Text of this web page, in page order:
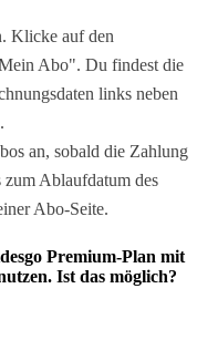
Klicke auf den
Abo". Du findest die
links neben
an, sobald die Zahlung
Ablaufdatum des
Abo-Seite.
Premium-Plan mit
Ist das möglich?